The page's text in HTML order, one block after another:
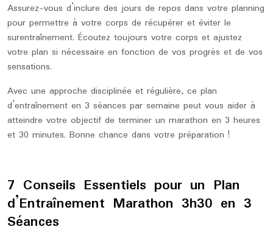
Assurez-vous d’inclure des jours de repos dans votre planning
pour permettre à votre corps de récupérer et éviter le
surentraînement. Écoutez toujours votre corps et ajustez
votre plan si nécessaire en fonction de vos progrès et de vos
sensations.
Avec une approche disciplinée et régulière, ce plan
d’entraînement en 3 séances par semaine peut vous aider à
atteindre votre objectif de terminer un marathon en 3 heures
et 30 minutes. Bonne chance dans votre préparation !
7 Conseils Essentiels pour un Plan
d’Entraînement Marathon 3h30 en 3
Séances